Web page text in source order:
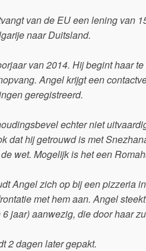
van de EU een lening van
naar Duitsland.
van 2014. Hij begint haar
Angel krijgt een
geregistreerd.
echter niet
dat hij getrouwd is met
wet. Mogelijk is het een
Angel zich op bij een pizzeria
met hem aan. Angel
jaar) aanwezig, die door haar
2 dagen later gepakt.